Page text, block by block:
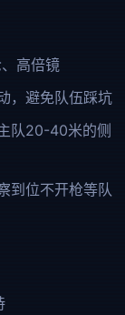
高倍镜
，避免队伍踩坑
队20-40米的侧
到位不开枪等队